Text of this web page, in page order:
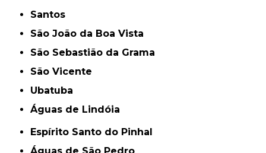
Santos
São João da Boa Vista
São Sebastião da Grama
São Vicente
Ubatuba
Águas de Lindóia
Espírito Santo do Pinhal